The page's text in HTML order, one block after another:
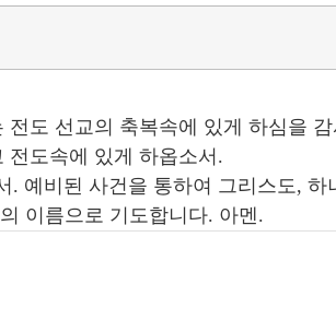
도 선교의 축복속에 있게 하심을
전도속에 있게 하옵소서.
예비된 사건을 통하여 그리스도, 하
이름으로 기도합니다. 아멘.